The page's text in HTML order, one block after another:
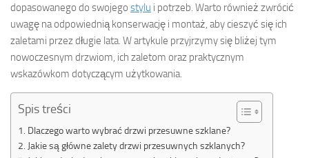
dopasowanego do swojego stylu i potrzeb. Warto również zwrócić
uwagę na odpowiednią konserwację i montaż, aby cieszyć się ich
zaletami przez długie lata. W artykule przyjrzymy się bliżej tym
nowoczesnym drzwiom, ich zaletom oraz praktycznym
wskazówkom dotyczącym użytkowania.
Spis treści
Dlaczego warto wybrać drzwi przesuwne szklane?
Jakie są główne zalety drzwi przesuwnych szklanych?